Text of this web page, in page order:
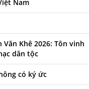
Nam
Khê 2026: Tôn vinh
dân tộc
có ký ức